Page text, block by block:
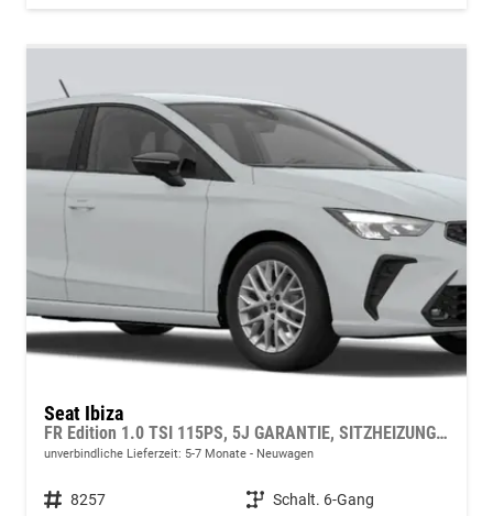
Seat Ibiza
FR Edition 1.0 TSI 115PS, 5J GARANTIE, SITZHEIZUNG, 2Z-CLIMATRONIC, 16" ALUFELGEN, ACC/Tempomat, M-Lederlenkrad, Parksensoren VORN/hinten + RÜCKFAHRKAMERA, KESSY, Privacy-Glas, Radio 8,25"/Bluetooth FULL LINK, LED-Scheinwerfer, Armlehne
unverbindliche Lieferzeit: 5-7 Monate Neuwagen
Fahrzeugnr. 8257 Getriebe Schalt. 6-Gang